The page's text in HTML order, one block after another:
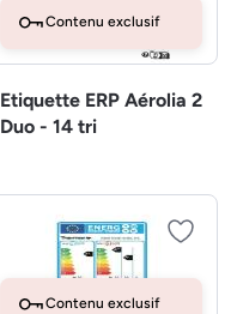
Contenu exclusif
Etiquette ERP Aérolia 2
Duo - 14 tri
Contenu exclusif